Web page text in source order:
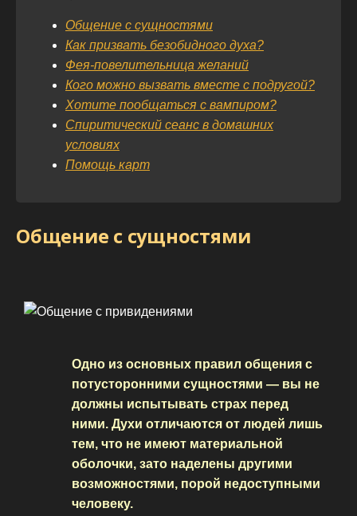
Общение с сущностями
Как призвать безобидного духа?
Фея-повелительница желаний
Кого можно вызвать вместе с подругой?
Хотите пообщаться с вампиром?
Спиритический сеанс в домашних
условиях
Помощь карт
Общение с сущностями
Одно из основных правил общения с
потусторонними сущностями — вы не
должны испытывать страх перед
ними. Духи отличаются от людей лишь
тем, что не имеют материальной
оболочки, зато наделены другими
возможностями, порой недоступными
человеку.